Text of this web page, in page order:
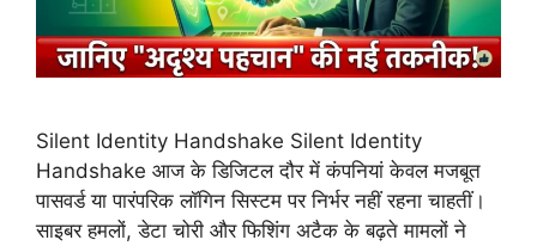
Silent Identity Handshake Silent Identity
Handshake आज के डिजिटल दौर में कंपनियां केवल मजबूत
पासवर्ड या पारंपरिक लॉगिन सिस्टम पर निर्भर नहीं रहना चाहतीं।
साइबर हमलों, डेटा चोरी और फिशिंग अटैक के बढ़ते मामलों ने